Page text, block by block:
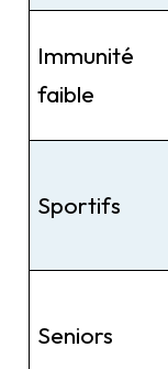
Immunité
faible
Sportifs
Seniors